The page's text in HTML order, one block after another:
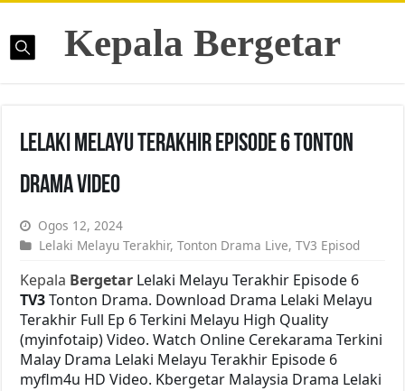
Kepala Bergetar
Lelaki Melayu Terakhir Episode 6 Tonton
Drama Video
Ogos 12, 2024
Lelaki Melayu Terakhir,Tonton Drama Live,TV3 Episod
Kepala Bergetar Lelaki Melayu Terakhir Episode 6
TV3Tonton Drama. Download Drama Lelaki Melayu
Terakhir Full Ep 6 Terkini Melayu High Quality
(myinfotaip) Video. Watch Online Cerekarama Terkini
Malay Drama Lelaki Melayu Terakhir Episode 6
myflm4u HD Video. Kbergetar Malaysia Drama Lelaki